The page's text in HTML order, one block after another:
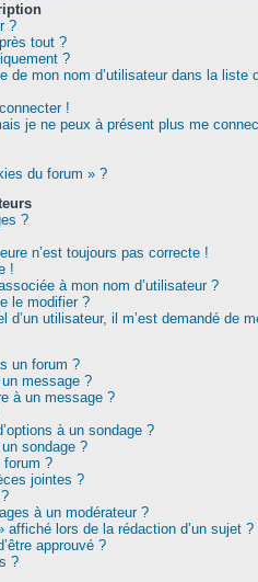
?
tout ?
?
de mon nom d’utilisateur dans la liste
!
je ne peux à présent plus me
du forum » ?
?
n’est toujours pas correcte !
!
à mon nom d’utilisateur ?
le modifier ?
d’un utilisateur, il m’est demandé de
un forum ?
message ?
à un message ?
à un sondage ?
sondage ?
forum ?
jointes ?
à un modérateur ?
lors de la rédaction d’un sujet ?
approuvé ?
?